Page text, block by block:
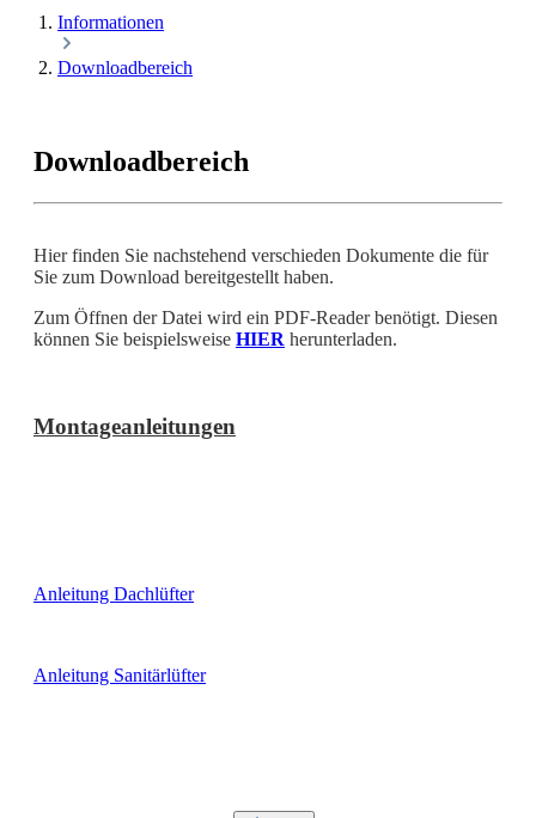
Informationen
Downloadbereich
Downloadbereich
Hier finden Sie nachstehend verschieden Dokumente die für
Sie zum Download bereitgestellt haben.
Zum Öffnen der Datei wird ein PDF-Reader benötigt. Diesen
können Sie beispielsweise HIER herunterladen.
Montageanleitungen
Anleitung Dachlüfter
Anleitung Sanitärlüfter